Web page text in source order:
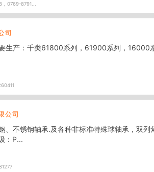
0769-8791...
司
生产：千类61800系列，61900系列，16000
公司
：P...